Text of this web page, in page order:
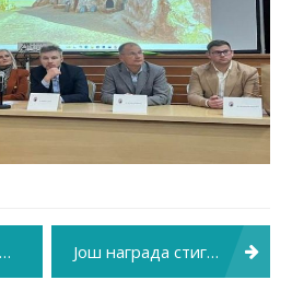
Још награда стигло за краљевачке медицинске сестре